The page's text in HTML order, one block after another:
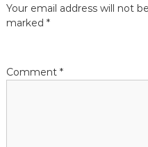
n
v
Your email address will not
marked *
Comment *